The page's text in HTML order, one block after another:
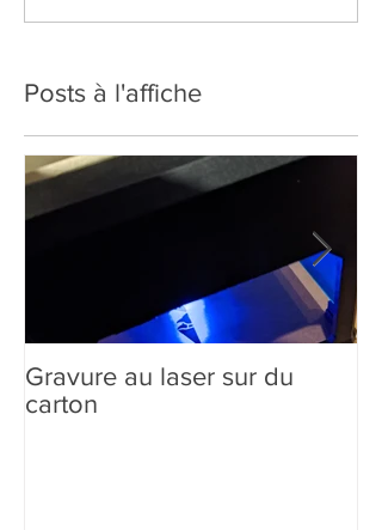
Posts à l'affiche
Gravure au laser sur du
carton